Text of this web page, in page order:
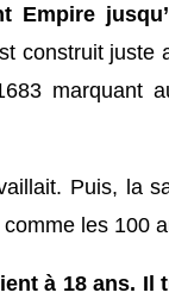
construit juste
marquant
Puis, la
les 100
à 18 ans.